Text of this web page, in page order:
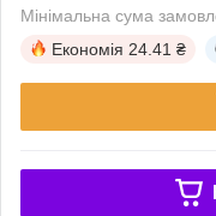
Мінімальна сума
Економія 24.41 ₴